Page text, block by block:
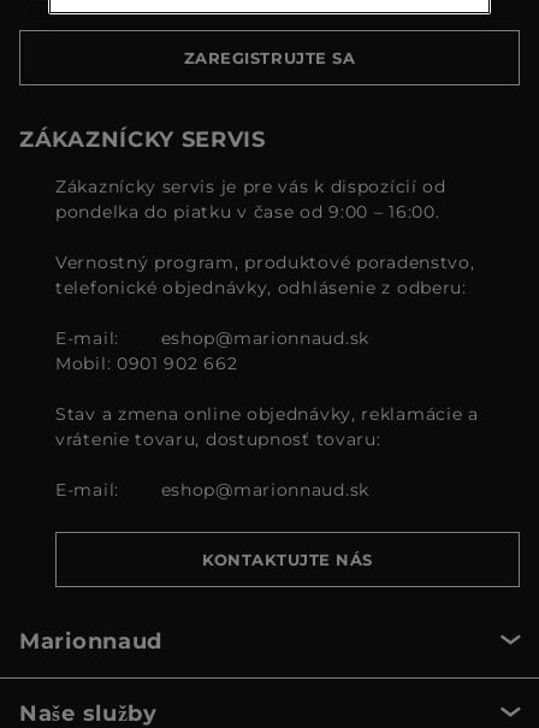
ZAREGISTRUJTE SA
ZÁKAZNÍCKY SERVIS
Zákaznícky servis je pre vás k dispozícií od
pondelka do piatku v čase od 9:00 – 16:00.
Vernostný program, produktové poradenstvo,
telefonické objednávky, odhlásenie z odberu:
E-mail:
eshop@marionnaud.sk
Mobil: 0901 902 662
Stav a zmena online objednávky, reklamácie a
vrátenie tovaru, dostupnosť tovaru:
E-mail: eshop@marionnaud.sk
KONTAKTUJTE NÁS
Marionnaud
Naše služby